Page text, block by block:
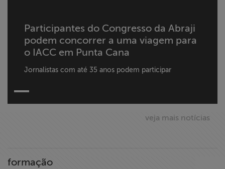
Participantes do Congresso da Abraji
podem concorrer a uma viagem para
o IACC em Punta Cana
Jornalistas com até 35 anos podem participar
veja mais notícias
formação